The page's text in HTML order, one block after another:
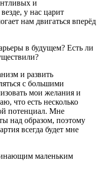
и
у нас царит
нам двигаться вперёд
в будущем? Есть ли
и развить
с большими
мои желания и
что есть несколько
потенциал. Мне
над образом, поэтому
всегда будет мне
маленьким